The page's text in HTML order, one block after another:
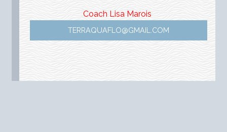
Coach Lisa Marois
TERRAQUAFLO@GMAIL.COM